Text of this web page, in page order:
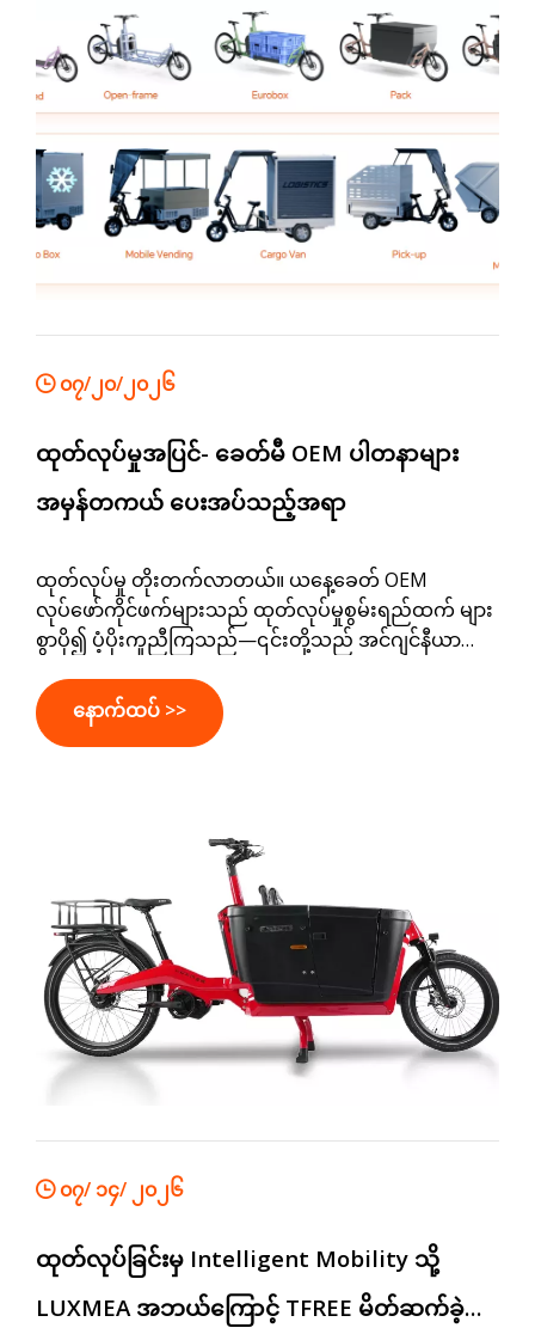
လုပ်ငန်းသုံးယာဉ်များကို ဖန်တီးရာတွင် စမတ်ကျသော
ချဉ်းကပ်မှုတစ်ခုအဖြစ် ပေါ်ထွက်လျက်ရှိသည်။ ဤ
ဆောင်းပါးတွင် modularity သည် စက်မှုလုပ်ငန်း၏
တန်ဖိုးအရှိဆုံး အင်ဂျင်နီယာနည်းဗျူဟာများထဲမှ တစ်ခု
ဖြစ်လာရသည့် အကြောင်းရင်းကို စူးစမ်းသည်။
၀၇/၂၀/၂၀၂၆
ထုတ်လုပ်မှုအပြင်- ခေတ်မီ OEM ပါတနာများ
အမှန်တကယ် ပေးအပ်သည့်အရာ
ထုတ်လုပ်မှု တိုးတက်လာတယ်။ ယနေ့ခေတ် OEM
လုပ်ဖော်ကိုင်ဖက်များသည် ထုတ်လုပ်မှုစွမ်းရည်ထက် များ
စွာပို၍ ပံ့ပိုးကူညီကြသည်—၎င်းတို့သည် အင်ဂျင်နီယာ
ခန့်ခွဲမှုနှင့် စီးပွားဖြစ်ရွေ့လျားနိုင်သောအမှတ်တံဆိပ်
များသည် ထုတ်ကုန်များကို စျေးကွက်သို့ပိုမိုမြန်ဆန်စွာနှင့်
နောက်ထပ် >>
၀၇/ ၁၄/ ၂၀၂၆
ထုတ်လုပ်ခြင်းမှ Intelligent Mobility သို့
LUXMEA အဘယ်ကြောင့် TFREE မိတ်ဆက်ခဲ့